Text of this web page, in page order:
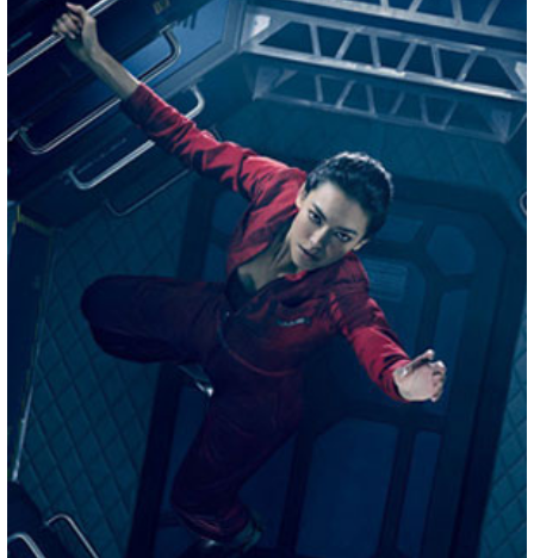
на премию «Эмми» в 2025 году
77-я церемония вручения наград назначена на 14
сентября
16 ИЮЛЯ 2025 В 02:24